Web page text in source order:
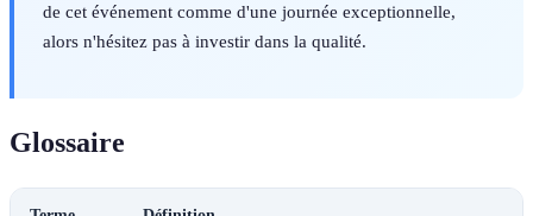
de cet événement comme d'une journée exceptionnelle,
alors n'hésitez pas à investir dans la qualité.
Glossaire